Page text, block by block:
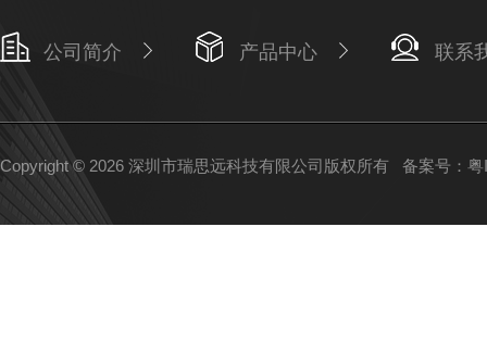
公司简介 产品中心 联系
Copyright © 2026 深圳市瑞思远科技有限公司版权所有 备案号：